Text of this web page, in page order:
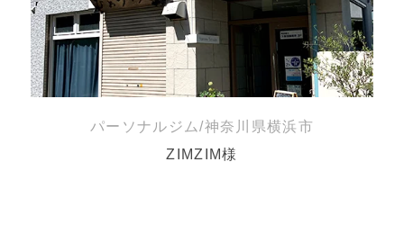
パーソナルジム/神奈川県横浜市
ZIMZIM様